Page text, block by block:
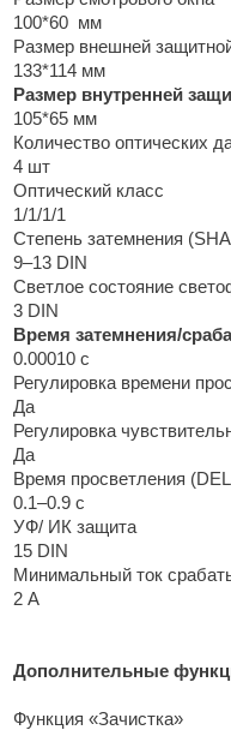
100*60 мм
Размер внешней
133*114 мм
Размер внутренней
105*65 мм
Количество оптических
4 шт
Оптический класс
1/1/1/1
Степень затемнения
9–13 DIN
Светлое состояние
3 DIN
Время затемнения/
0.00010 с
Регулировка времени
Да
Регулировка
Да
Время просветления
0.1–0.9 с
УФ/ ИК защита
15 DIN
Минимальный ток
2 А
Дополнительные
Функция «Зачистка»